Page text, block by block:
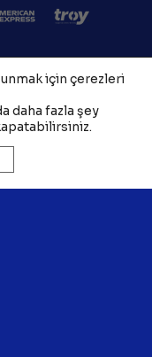
için çerezleri
daha fazla şey